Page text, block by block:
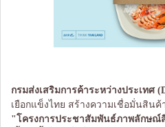
กรมส่งเสริมการค้าระหว่างประเทศ
เยือกแข็งไทย สร้างความเชื่อมั่นสินค้
"โครงการประชาสัมพันธ์ภาพลักษณ์